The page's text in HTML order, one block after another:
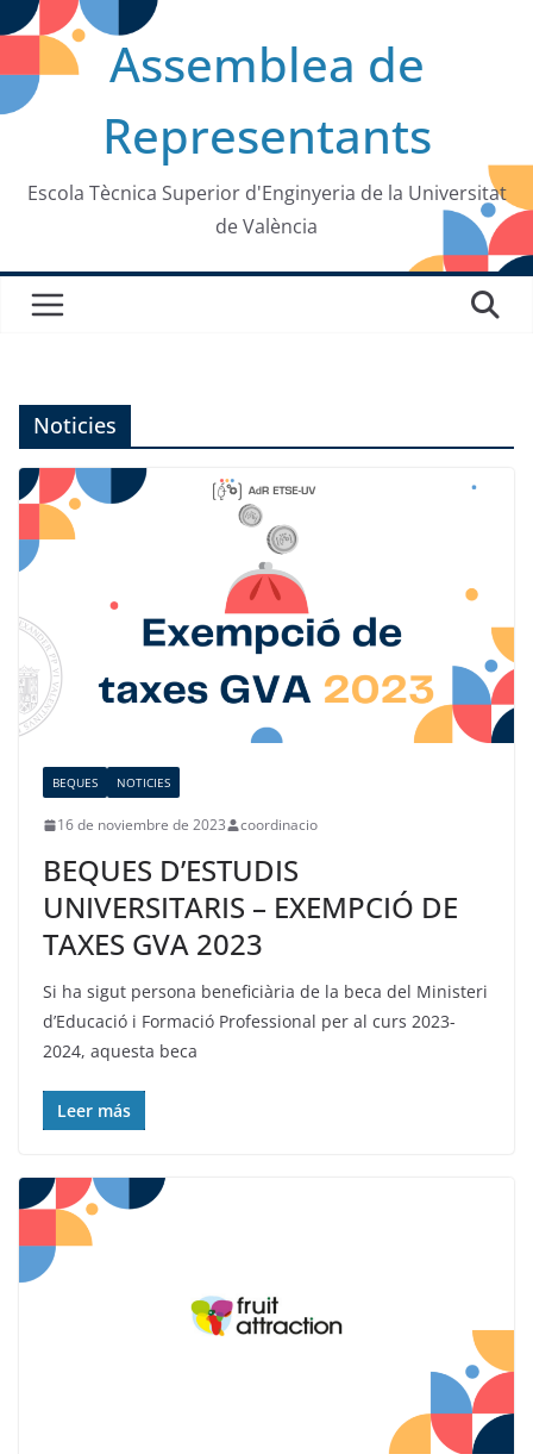
Saltar
contenido
Assemblea de
Representants
Escola Tècnica Superior d'Enginyeria de la Universitat
de València
Noticies
BEQUES NOTICIES
16 de noviembre de 2023 coordinacio
BEQUES D’ESTUDIS
UNIVERSITARIS – EXEMPCIÓ DE
TAXES GVA 2023
Si ha sigut persona beneficiària de la beca del Ministeri
d’Educació i Formació Professional per al curs 2023-
2024, aquesta beca
Leer más